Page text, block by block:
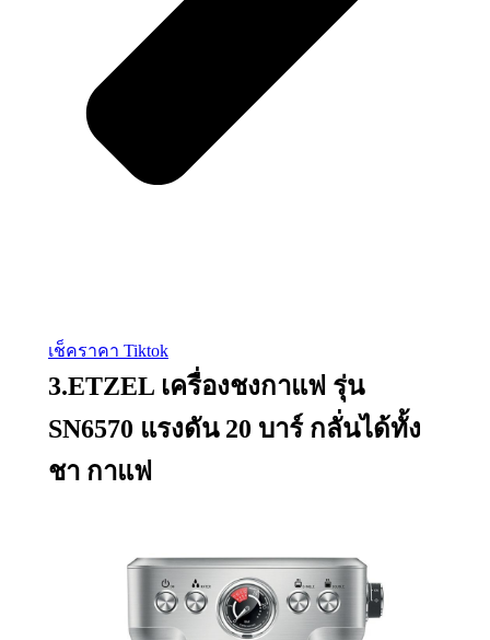
เช็คราคา Tiktok
3.ETZEL เครื่องชงกาแฟ รุ่น
SN6570 แรงดัน 20 บาร์ กลั่นได้ทั้ง
ชา กาแฟ